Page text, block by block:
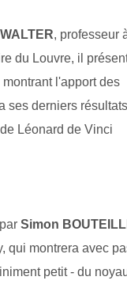
, professeur
du Louvre, il
l'apport des
ses derniers
Léonard de Vinci
par Simon
qui montrera avec
petit - du